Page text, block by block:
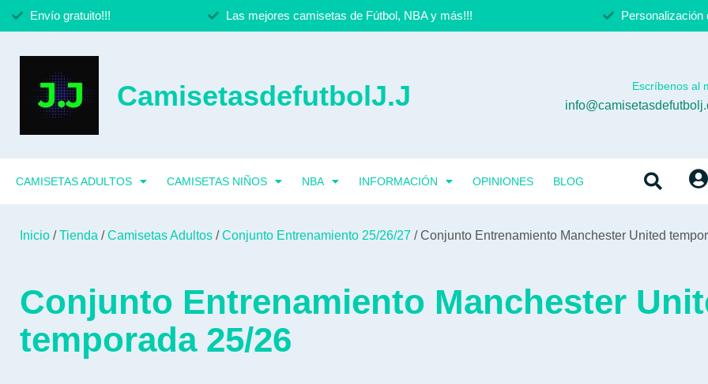
Envío gratuito!!! Las mejores camisetas de Fútbol, NBA y más!!! Personalización
CamisetasdefutbolJ.J Escríbenos al
CAMISETAS ADULTOS CAMISETAS NIÑOS NBA INFORMACIÓN OPINIONES BLOG
Inicio /Tienda /Camisetas Adultos /Conjunto Entrenamiento 25/26/27 / Conjunto Entrenamiento Manchester United
Conjunto Entrenamiento Manchester
temporada 25/26